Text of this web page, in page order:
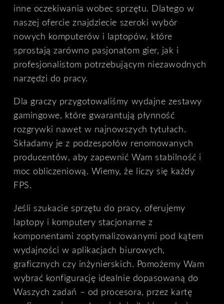
inne oczekiwania wobec sprzętu. Dlatego w
naszej ofercie znajdziecie szeroki wybór
nowych komputerów i laptopów, które
sprostają zarówno pasjonatom gier, jak i
profesjonalistom potrzebującym niezawodnych
narzędzi do pracy.
Dla graczy przygotowaliśmy wydajne zestawy
gamingowe, które gwarantują płynność
rozgrywki nawet w najnowszych tytułach.
Składamy je z podzespołów renomowanych
producentów, aby zapewnić Wam stabilność i
moc obliczeniową. Wiemy, że liczy się każdy
FPS.
Jeśli szukacie sprzętu do pracy, oferujemy
laptopy i komputery stacjonarne z
komponentami zoptymalizowanymi pod kątem
wydajności w aplikacjach biurowych,
graficznych czy inżynierskich. Pomożemy Wam
wybrać konfigurację idealnie dopasowaną do
Waszych zadań – od procesora, przez kartę